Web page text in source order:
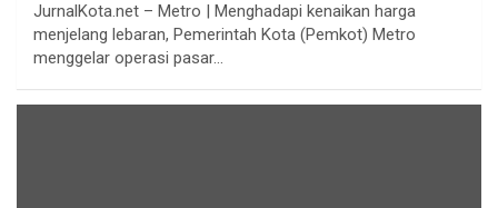
JurnalKota.net – Metro | Menghadapi kenaikan harga
menjelang lebaran, Pemerintah Kota (Pemkot) Metro
menggelar operasi pasar…